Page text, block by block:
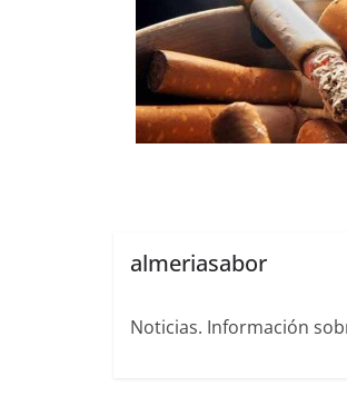
almeriasabor
Noticias. Información